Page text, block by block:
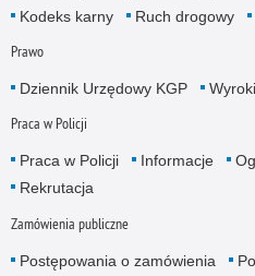
Kodeks karny
Ruch drogowy
Prawo
Dziennik Urzędowy KGP
Praca w Policji
Praca w Policji Informacje
Rekrutacja
Zamówienia publiczne
Postępowania o zamówienia